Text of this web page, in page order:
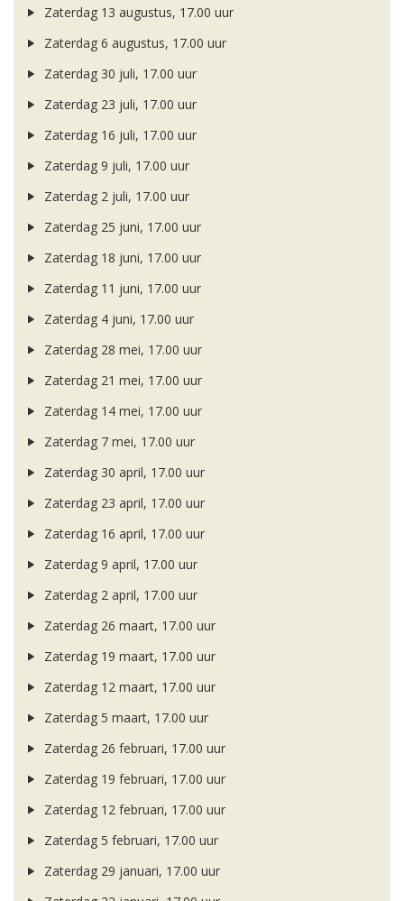
Zaterdag 13 augustus, 17.00 uur
Zaterdag 6 augustus, 17.00 uur
Zaterdag 30 juli, 17.00 uur
Zaterdag 23 juli, 17.00 uur
Zaterdag 16 juli, 17.00 uur
Zaterdag 9 juli, 17.00 uur
Zaterdag 2 juli, 17.00 uur
Zaterdag 25 juni, 17.00 uur
Zaterdag 18 juni, 17.00 uur
Zaterdag 11 juni, 17.00 uur
Zaterdag 4 juni, 17.00 uur
Zaterdag 28 mei, 17.00 uur
Zaterdag 21 mei, 17.00 uur
Zaterdag 14 mei, 17.00 uur
Zaterdag 7 mei, 17.00 uur
Zaterdag 30 april, 17.00 uur
Zaterdag 23 april, 17.00 uur
Zaterdag 16 april, 17.00 uur
Zaterdag 9 april, 17.00 uur
Zaterdag 2 april, 17.00 uur
Zaterdag 26 maart, 17.00 uur
Zaterdag 19 maart, 17.00 uur
Zaterdag 12 maart, 17.00 uur
Zaterdag 5 maart, 17.00 uur
Zaterdag 26 februari, 17.00 uur
Zaterdag 19 februari, 17.00 uur
Zaterdag 12 februari, 17.00 uur
Zaterdag 5 februari, 17.00 uur
Zaterdag 29 januari, 17.00 uur